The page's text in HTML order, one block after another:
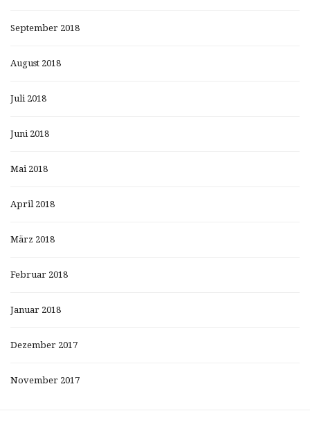
September 2018
August 2018
Juli 2018
Juni 2018
Mai 2018
April 2018
März 2018
Februar 2018
Januar 2018
Dezember 2017
November 2017